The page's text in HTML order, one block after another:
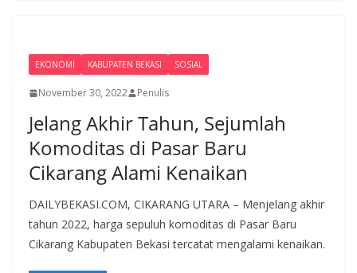
EKONOMI KABUPATEN BEKASI SOSIAL
November 30, 2022 Penulis
Jelang Akhir Tahun, Sejumlah
Komoditas di Pasar Baru
Cikarang Alami Kenaikan
DAILYBEKASI.COM, CIKARANG UTARA – Menjelang akhir
tahun 2022, harga sepuluh komoditas di Pasar Baru
Cikarang Kabupaten Bekasi tercatat mengalami kenaikan.